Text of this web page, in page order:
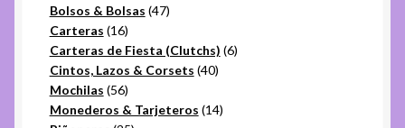
productos
Bolsos & Bolsas 4747
Carteras 1616
productos
Carteras de Fiesta (Clutchs) 66
Cintos, Lazos & Corsets 4040
Mochilas 5656
productos
Monederos & Tarjeteros 1414